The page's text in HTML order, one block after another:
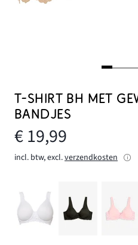
T-SHIRT BH MET
BANDJES
€ 19,99
incl. btw, excl.verzendkosten